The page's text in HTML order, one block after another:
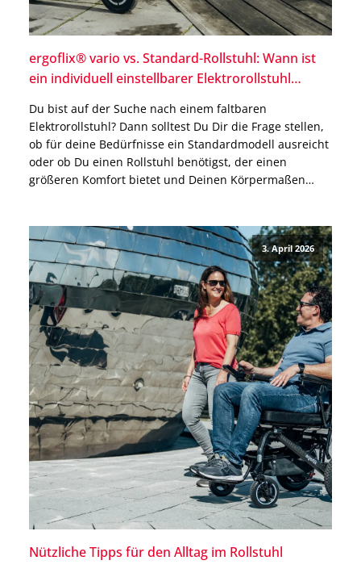
ergoflix® vario vs. Standard-Rollstuhl: Wann ist
ein individuell einstellbarer Elektrorollstuhl
Du bist auf der Suche nach einem faltbaren
Elektrorollstuhl? Dann solltest Du Dir die Frage stellen,
ob für deine Bedürfnisse ein Standardmodell ausreicht
oder ob Du einen Rollstuhl benötigst, der einen
größeren Komfort bietet und Deinen Körpermaßen
einem Elektrorollstuhl, der individuell auf […]
3. April 2026
Nützliche Tipps für den Alltag im Rollstuhl